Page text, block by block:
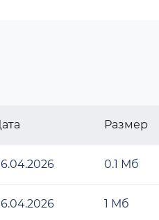
Размер
0.1 Мб
1 Мб